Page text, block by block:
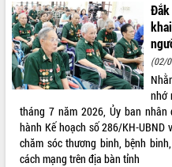
(02/
nhớ
tháng 7 năm 2026, Ủy ban
hành Kế hoạch số 286/KH-UBND
chăm sóc thương binh, bệnh
cách mạng trên địa bàn tỉnh